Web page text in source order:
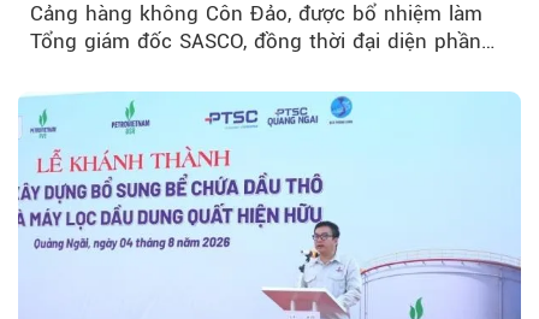
Cảng hàng không Côn Đảo, được bổ nhiệm làm
Tổng giám đốc SASCO, đồng thời đại diện phần